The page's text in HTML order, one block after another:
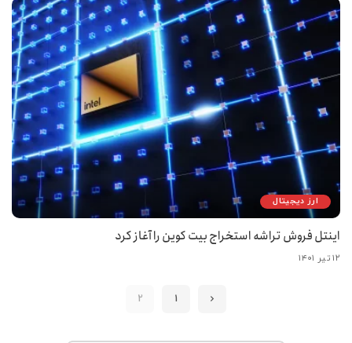
ارز دیجیتال
اینتل فروش تراشه استخراج بیت کوین را آغاز کرد
۱۲ تیر ۱۴۰۱
1
2